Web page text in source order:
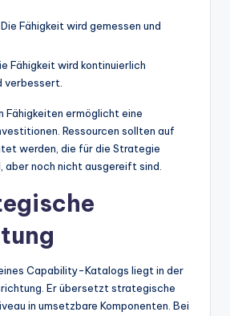
Die Fähigkeit wird gemessen und
Fähigkeit wird kontinuierlich
verbessert.
Fähigkeiten ermöglicht eine
Ressourcen sollten auf
werden, die für die Strategie
aber noch nicht ausgereift sind.
Capability-Katalogs liegt in der
Er übersetzt strategische
in umsetzbare Komponenten. Bei